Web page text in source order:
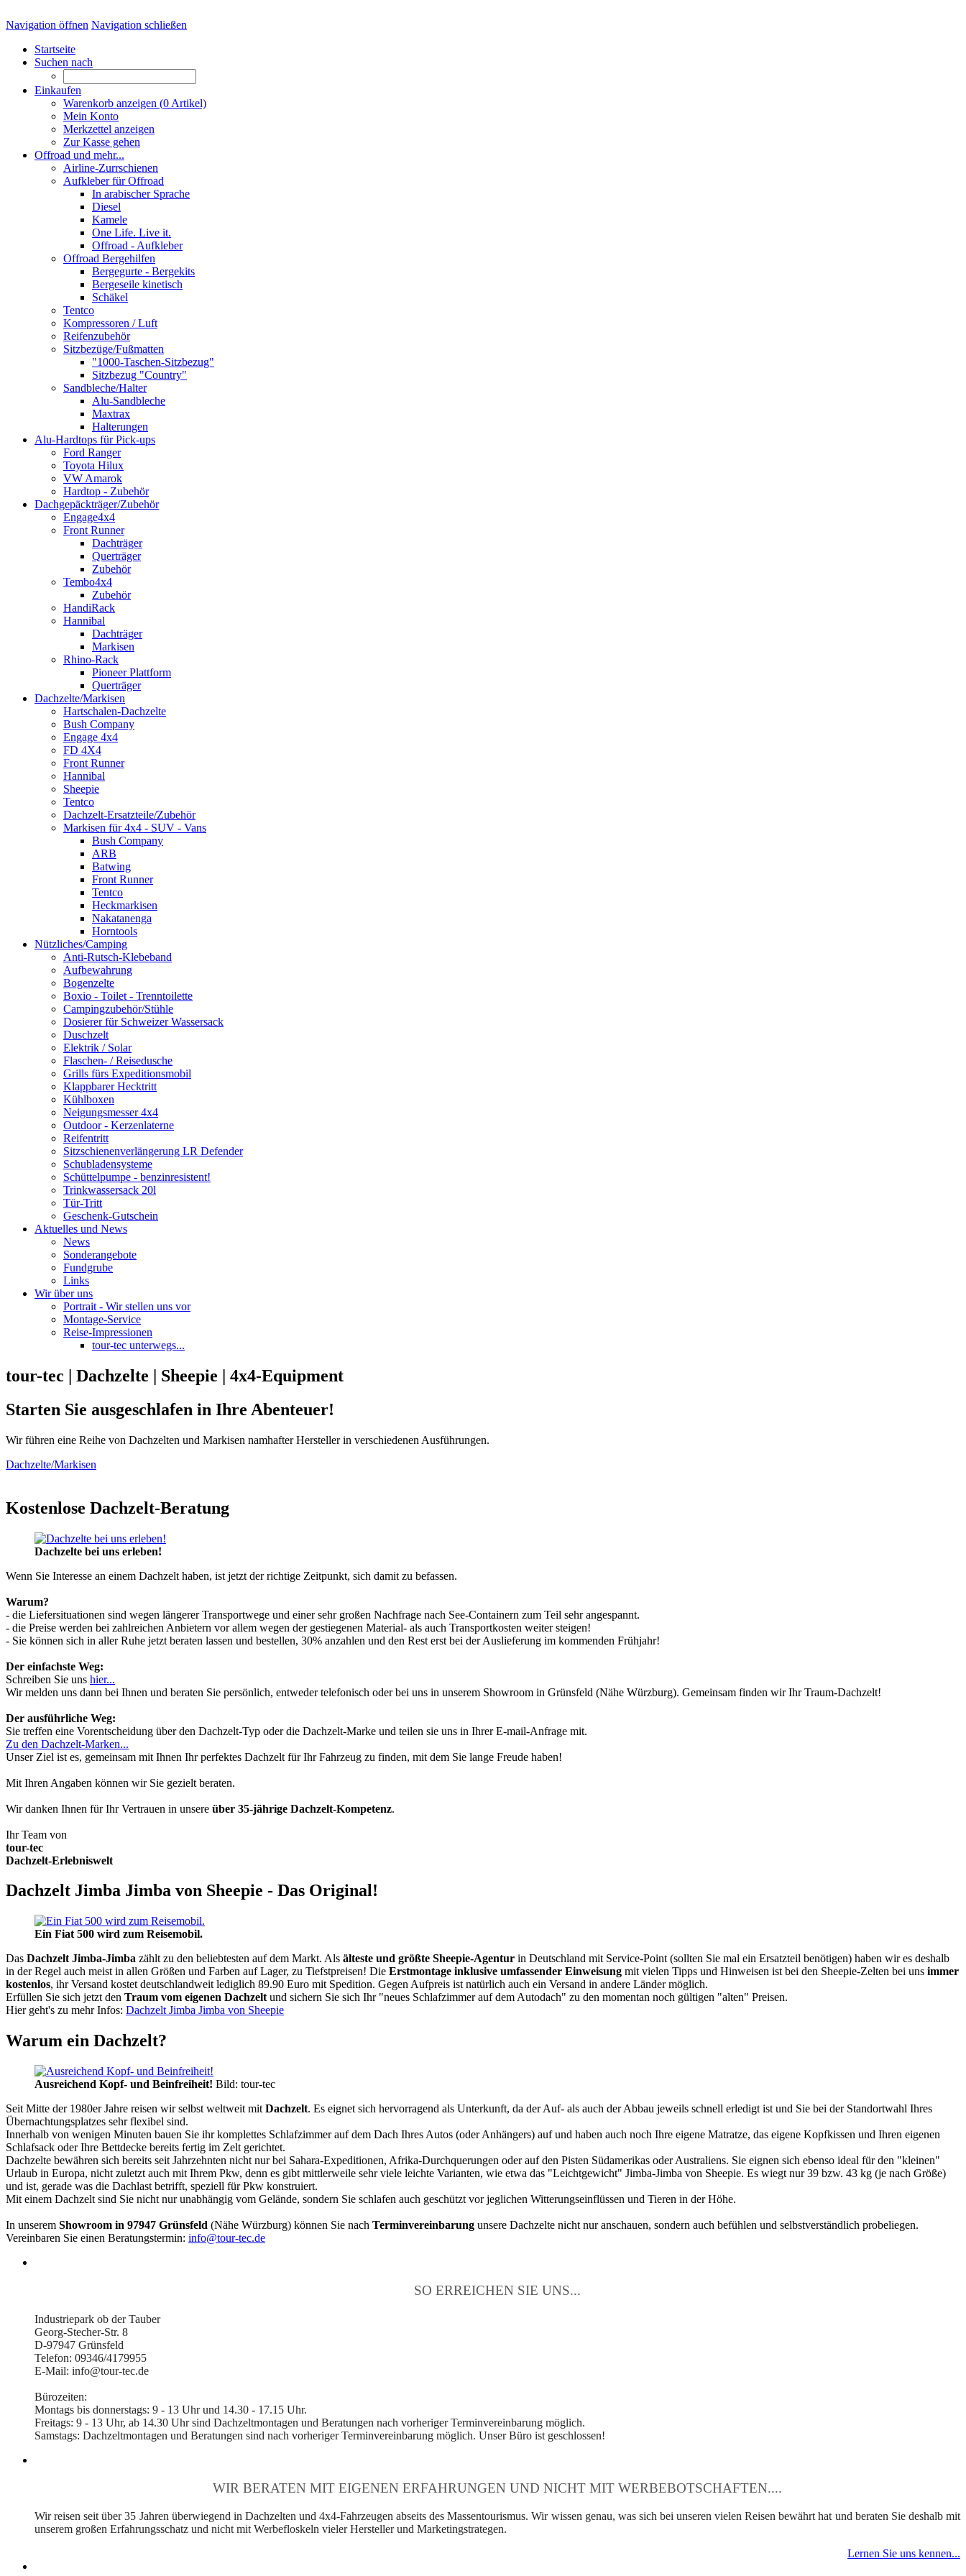
Navigation öffnen Navigation schließen
Startseite
Suchen nach
Einkaufen
Warenkorb anzeigen (0 Artikel)
Mein Konto
Merkzettel anzeigen
Zur Kasse gehen
Offroad und mehr...
Airline-Zurrschienen
Aufkleber für Offroad
In arabischer Sprache
Diesel
Kamele
One Life. Live it.
Offroad - Aufkleber
Offroad Bergehilfen
Bergegurte - Bergekits
Bergeseile kinetisch
Schäkel
Tentco
Kompressoren / Luft
Reifenzubehör
Sitzbezüge/Fußmatten
"1000-Taschen-Sitzbezug"
Sitzbezug "Country"
Sandbleche/Halter
Alu-Sandbleche
Maxtrax
Halterungen
Alu-Hardtops für Pick-ups
Ford Ranger
Toyota Hilux
VW Amarok
Hardtop - Zubehör
Dachgepäckträger/Zubehör
Engage4x4
Front Runner
Dachträger
Querträger
Zubehör
Tembo4x4
Zubehör
HandiRack
Hannibal
Dachträger
Markisen
Rhino-Rack
Pioneer Plattform
Querträger
Dachzelte/Markisen
Hartschalen-Dachzelte
Bush Company
Engage 4x4
FD 4X4
Front Runner
Hannibal
Sheepie
Tentco
Dachzelt-Ersatzteile/Zubehör
Markisen für 4x4 - SUV - Vans
Bush Company
ARB
Batwing
Front Runner
Tentco
Heckmarkisen
Nakatanenga
Horntools
Nützliches/Camping
Anti-Rutsch-Klebeband
Aufbewahrung
Bogenzelte
Boxio - Toilet - Trenntoilette
Campingzubehör/Stühle
Dosierer für Schweizer Wassersack
Duschzelt
Elektrik / Solar
Flaschen- / Reisedusche
Grills fürs Expeditionsmobil
Klappbarer Hecktritt
Kühlboxen
Neigungsmesser 4x4
Outdoor - Kerzenlaterne
Reifentritt
Sitzschienenverlängerung LR Defender
Schubladensysteme
Schüttelpumpe - benzinresistent!
Trinkwassersack 20l
Tür-Tritt
Geschenk-Gutschein
Aktuelles und News
News
Sonderangebote
Fundgrube
Links
Wir über uns
Portrait - Wir stellen uns vor
Montage-Service
Reise-Impressionen
tour-tec unterwegs...
tour-tec | Dachzelte | Sheepie | 4x4-Equipment
Starten Sie ausgeschlafen in Ihre Abenteuer!
Wir führen eine Reihe von Dachzelten und Markisen namhafter Hersteller in verschiedenen Ausführungen.
Dachzelte/Markisen
Kostenlose Dachzelt-Beratung
Dachzelte bei uns erleben!
Wenn Sie Interesse an einem Dachzelt haben, ist jetzt der richtige Zeitpunkt, sich damit zu befassen.
Warum?
- die Liefersituationen sind wegen längerer Transportwege und einer sehr großen Nachfrage nach See-Containern zum Teil sehr angespannt.
- die Preise werden bei zahlreichen Anbietern vor allem wegen der gestiegenen Material- als auch Transportkosten weiter steigen!
- Sie können sich in aller Ruhe jetzt beraten lassen und bestellen, 30% anzahlen und den Rest erst bei der Auslieferung im kommenden Frühjahr!
Der einfachste Weg:
Schreiben Sie uns hier...
Wir melden uns dann bei Ihnen und beraten Sie persönlich, entweder telefonisch oder bei uns in unserem Showroom in Grünsfeld (Nähe Würzburg). Gemeinsam finden wir Ihr Traum-Dachzelt!
Der ausführliche Weg:
Sie treffen eine Vorentscheidung über den Dachzelt-Typ oder die Dachzelt-Marke und teilen sie uns in Ihrer E-mail-Anfrage mit.
Zu den Dachzelt-Marken...
Unser Ziel ist es, gemeinsam mit Ihnen Ihr perfektes Dachzelt für Ihr Fahrzeug zu finden, mit dem Sie lange Freude haben!
Mit Ihren Angaben können wir Sie gezielt beraten.
Wir danken Ihnen für Ihr Vertrauen in unsere über 35-jährige Dachzelt-Kompetenz.
Ihr Team von
tour-tec
Dachzelt-Erlebniswelt
Dachzelt Jimba Jimba von Sheepie - Das Original!
Ein Fiat 500 wird zum Reisemobil.
Das Dachzelt Jimba-Jimba zählt zu den beliebtesten auf dem Markt. Als älteste und größte Sheepie-Agentur in Deutschland mit Service-Point (sollten Sie mal ein Ersatzteil benötigen) haben wir es deshalb
in der Regel auch meist in allen Größen und Farben auf Lager, zu Tiefstpreisen! Die Erstmontage inklusive umfassender Einweisung mit vielen Tipps und Hinweisen ist bei den Sheepie-Zelten bei uns immer
kostenlos, ihr Versand kostet deutschlandweit lediglich 89.90 Euro mit Spedition. Gegen Aufpreis ist natürlich auch ein Versand in andere Länder möglich.
Erfüllen Sie sich jetzt den Traum vom eigenen Dachzelt und sichern Sie sich Ihr "neues Schlafzimmer auf dem Autodach" zu den momentan noch gültigen "alten" Preisen.
Hier geht's zu mehr Infos: Dachzelt Jimba Jimba von Sheepie
Warum ein Dachzelt?
Ausreichend Kopf- und Beinfreiheit! Bild: tour-tec
Seit Mitte der 1980er Jahre reisen wir selbst weltweit mit Dachzelt. Es eignet sich hervorragend als Unterkunft, da der Auf- als auch der Abbau jeweils schnell erledigt ist und Sie bei der Standortwahl Ihres
Übernachtungsplatzes sehr flexibel sind.
Innerhalb von wenigen Minuten bauen Sie ihr komplettes Schlafzimmer auf dem Dach Ihres Autos (oder Anhängers) auf und haben auch noch Ihre eigene Matratze, das eigene Kopfkissen und Ihren eigenen
Schlafsack oder Ihre Bettdecke bereits fertig im Zelt gerichtet.
Dachzelte bewähren sich bereits seit Jahrzehnten nicht nur bei Sahara-Expeditionen, Afrika-Durchquerungen oder auf den Pisten Südamerikas oder Australiens. Sie eignen sich ebenso ideal für den "kleinen"
Urlaub in Europa, nicht zuletzt auch mit Ihrem Pkw, denn es gibt mittlerweile sehr viele leichte Varianten, wie etwa das "Leichtgewicht" Jimba-Jimba von Sheepie. Es wiegt nur 39 bzw. 43 kg (je nach Größe)
und ist, gerade was die Dachlast betrifft, speziell für Pkw konstruiert.
Mit einem Dachzelt sind Sie nicht nur unabhängig vom Gelände, sondern Sie schlafen auch geschützt vor jeglichen Witterungseinflüssen und Tieren in der Höhe.
In unserem Showroom in 97947 Grünsfeld (Nähe Würzburg) können Sie nach Terminvereinbarung unsere Dachzelte nicht nur anschauen, sondern auch befühlen und selbstverständlich probeliegen.
Vereinbaren Sie einen Beratungstermin: info@tour-tec.de
SO ERREICHEN SIE UNS...
Industriepark ob der Tauber
Georg-Stecher-Str. 8
D-97947 Grünsfeld
Telefon: 09346/4179955
E-Mail: info@tour-tec.de
Bürozeiten:
Montags bis donnerstags: 9 - 13 Uhr und 14.30 - 17.15 Uhr.
Freitags: 9 - 13 Uhr, ab 14.30 Uhr sind Dachzeltmontagen und Beratungen nach vorheriger Terminvereinbarung möglich.
Samstags: Dachzeltmontagen und Beratungen sind nach vorheriger Terminvereinbarung möglich. Unser Büro ist geschlossen!
WIR BERATEN MIT EIGENEN ERFAHRUNGEN UND NICHT MIT WERBEBOTSCHAFTEN....
Wir reisen seit über 35 Jahren überwiegend in Dachzelten und 4x4-Fahrzeugen abseits des Massentourismus. Wir wissen genau, was sich bei unseren vielen Reisen bewährt hat und beraten Sie deshalb mit
unserem großen Erfahrungsschatz und nicht mit Werbefloskeln vieler Hersteller und Marketingstrategen.
Lernen Sie uns kennen...